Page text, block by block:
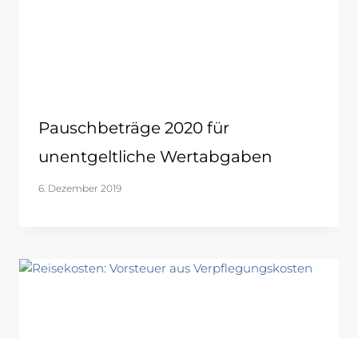
Pauschbeträge 2020 für
unentgeltliche Wertabgaben
6. Dezember 2019